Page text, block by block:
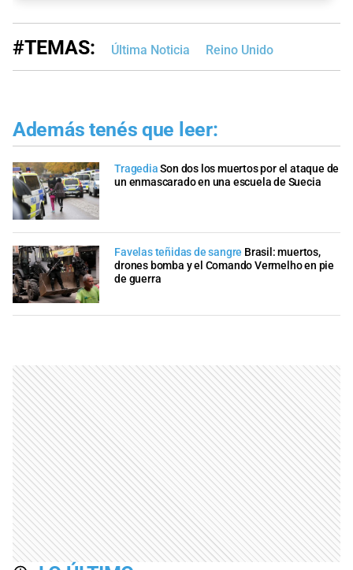
#TEMAS: Última Noticia Reino Unido
Además tenés que leer:
Tragedia Son dos los muertos por el ataque de
un enmascarado en una escuela de Suecia
Favelas teñidas de sangre Brasil: muertos,
drones bomba y el Comando Vermelho en pie
de guerra